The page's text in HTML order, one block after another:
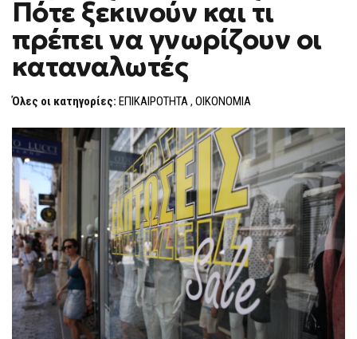
ΠΌΤΕ
ΞΕΚΙΝΟΎΝ
ΚΑΙ
ΤΙ
ΠΡΈΠΕΙ
ΝΑ
ΓΝΩΡΊΖΟΥΝ
ΟΙ
ΚΑΤΑΝΑΛΩΤΈΣ
Πότε ξεκινούν και τι
πρέπει να γνωρίζουν οι
καταναλωτές
Όλες οι κατηγορίες: ΕΠΙΚΑΙΡΟΤΗΤΑ, ΟΙΚΟΝΟΜΙΑ